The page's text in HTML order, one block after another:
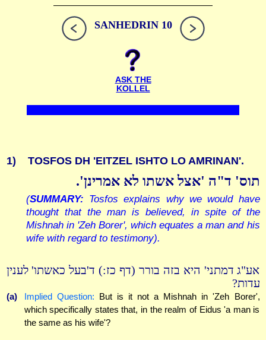
SANHEDRIN 10
ASK THE
KOLLEL
1) TOSFOS DH 'EITZEL ISHTO LO AMRINAN'.
תוס' ד"ה 'אצל אשתו לא אמרינן'.
(SUMMARY: Tosfos explains why we would have
thought that the man is believed, in spite of the
Mishnah in 'Zeh Borer', which equates a man and his
wife with regard to testimony).
אע"ג דמתני' היא בזה בורר (דף כז:) ד'בעל כאשתו' לענין
עדות?
(a) Implied Question: But is it not a Mishnah in 'Zeh Borer',
which specifically states that, in the realm of Eidus 'a man is
the same as his wife'?